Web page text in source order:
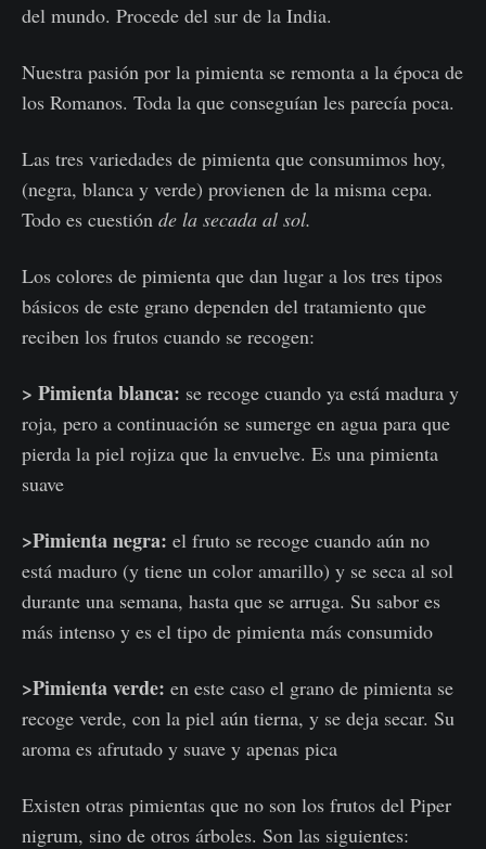
del mundo. Procede del sur de la India.
Nuestra pasión por la pimienta se remonta a la época de
los Romanos. Toda la que conseguían les parecía poca.
Las tres variedades de pimienta que consumimos hoy,
(negra, blanca y verde) provienen de la misma cepa.
Todo es cuestión de la secada al sol.
Los colores de pimienta que dan lugar a los tres tipos
básicos de este grano dependen del tratamiento que
reciben los frutos cuando se recogen:
> Pimienta blanca: se recoge cuando ya está madura y
roja, pero a continuación se sumerge en agua para que
pierda la piel rojiza que la envuelve. Es una pimienta
suave
>Pimienta negra: el fruto se recoge cuando aún no
está maduro (y tiene un color amarillo) y se seca al sol
durante una semana, hasta que se arruga. Su sabor es
más intenso y es el tipo de pimienta más consumido
>Pimienta verde: en este caso el grano de pimienta se
recoge verde, con la piel aún tierna, y se deja secar. Su
aroma es afrutado y suave y apenas pica
Existen otras pimientas que no son los frutos del Piper
nigrum, sino de otros árboles. Son las siguientes: